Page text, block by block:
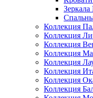
Коллекция
Коллекция
Коллекция
Коллекция
Коллекция
Коллекция
Коллекция
Коллекция